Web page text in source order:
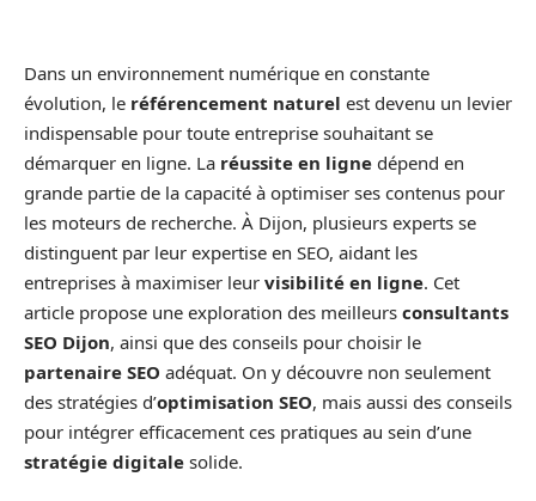
Dans un environnement numérique en constante
évolution, le référencement naturel est devenu un levier
indispensable pour toute entreprise souhaitant se
démarquer en ligne. La réussite en ligne dépend en
grande partie de la capacité à optimiser ses contenus pour
les moteurs de recherche. À Dijon, plusieurs experts se
distinguent par leur expertise en SEO, aidant les
entreprises à maximiser leur visibilité en ligne. Cet
article propose une exploration des meilleurs consultants
SEO Dijon, ainsi que des conseils pour choisir le
partenaire SEO adéquat. On y découvre non seulement
des stratégies d’optimisation SEO, mais aussi des conseils
pour intégrer efficacement ces pratiques au sein d’une
stratégie digitale solide.